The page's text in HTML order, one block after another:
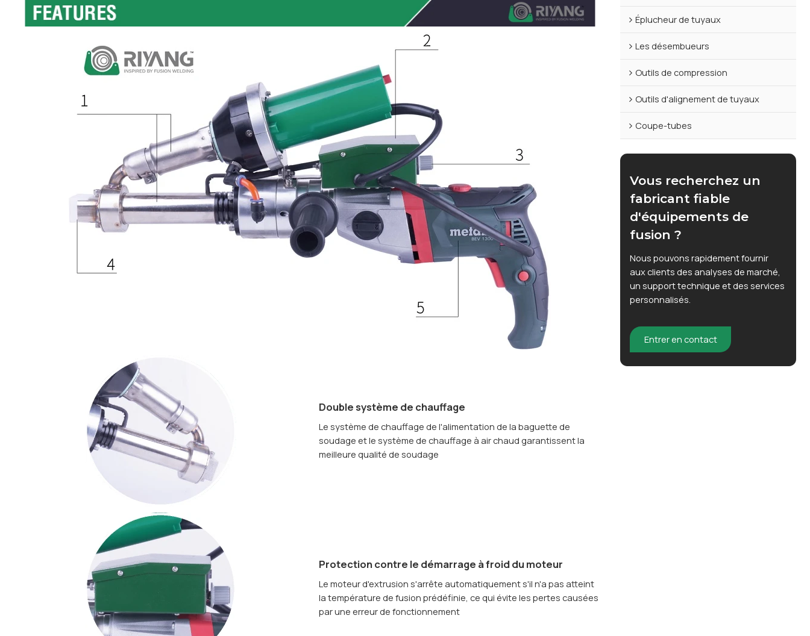
Double système de chauffage
Le système de chauffage de l'alimentation de la baguette de
soudage et le système de chauffage à air chaud garantissent la
meilleure qualité de soudage
Protection contre le démarrage à froid du moteur
Le moteur d'extrusion s'arrête automatiquement s'il n'a pas atteint
la température de fusion prédéfinie, ce qui évite les pertes causées
par une erreur de fonctionnement
Éplucheur de tuyaux
Les désembueurs
Outils de compression
Outils d'alignement de tuyaux
Coupe-tubes
Vous recherchez un
fabricant fiable
d'équipements de
fusion ?
Nous pouvons rapidement fournir
aux clients des analyses de marché,
un support technique et des services
personnalisés.
Entrer en contact